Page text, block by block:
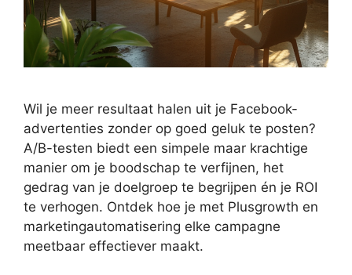
Wil je meer resultaat halen uit je Facebook-
advertenties zonder op goed geluk te posten?
A/B-testen biedt een simpele maar krachtige
manier om je boodschap te verfijnen, het
gedrag van je doelgroep te begrijpen én je ROI
te verhogen. Ontdek hoe je met Plusgrowth en
marketingautomatisering elke campagne
meetbaar effectiever maakt.